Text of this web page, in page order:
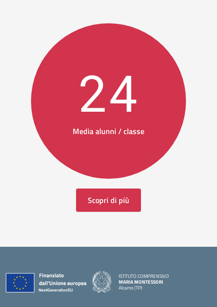
24
Media alunni / classe
Scopri di più
ISTITUTO COMPRENSIVO
MARIA MONTESSORI
Alcamo (TP)